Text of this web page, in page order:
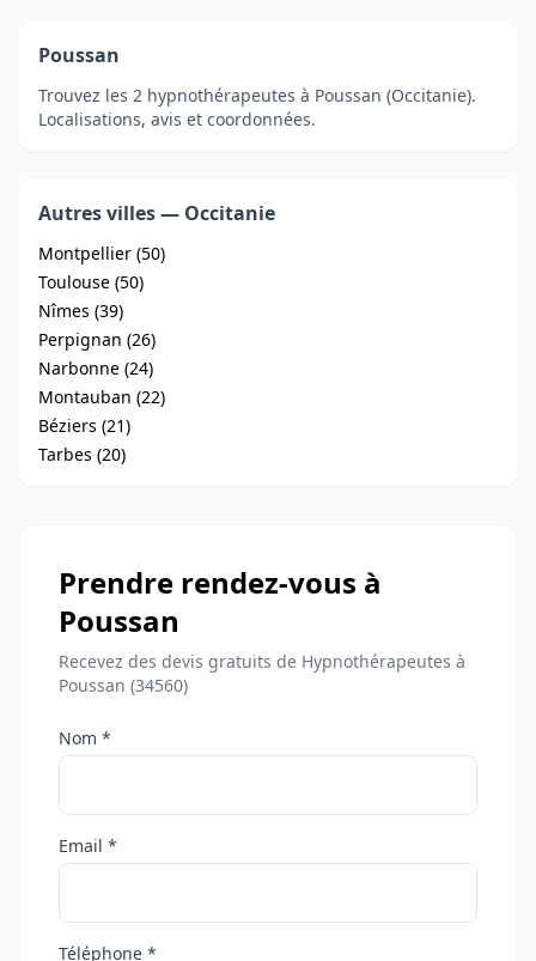
Poussan
Trouvez les 2 hypnothérapeutes à Poussan (Occitanie).
Localisations, avis et coordonnées.
Autres villes — Occitanie
Montpellier (50)
Toulouse (50)
Nîmes (39)
Perpignan (26)
Narbonne (24)
Montauban (22)
Béziers (21)
Tarbes (20)
Prendre rendez-vous à
Poussan
Recevez des devis gratuits de Hypnothérapeutes à
Poussan (34560)
Nom *
Email *
Téléphone *